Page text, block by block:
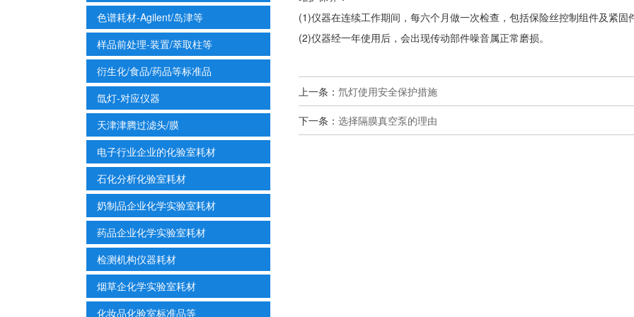
色谱耗材-Agilent/岛津等
样品前处理-装置/萃取柱等
衍生化/食品/药品等标准品
氙灯-对应仪器
天津津腾过滤头/膜
电子行业企业的化验室耗材
石化分析化验室耗材
奶制品企业化学实验室耗材
药品企业化学实验室耗材
检测机构仪器耗材
烟草企化学实验室耗材
化妆品化验室标准品等
(1)仪器在连续工作期间，每六个月做一次检查，包括保险丝控制组件及紧固
(2)仪器经一年使用后，会出现传动部件噪音属正常磨损。
上一条： 氘灯使用安全保护措施
下一条： 选择隔膜真空泵的理由